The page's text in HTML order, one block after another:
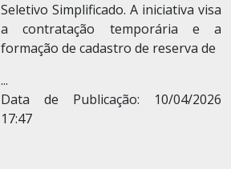
Seletivo Simplificado. A iniciativa visa
a contratação temporária e a
formação de cadastro de reserva de
...
Data de Publicação: 10/04/2026
17:47